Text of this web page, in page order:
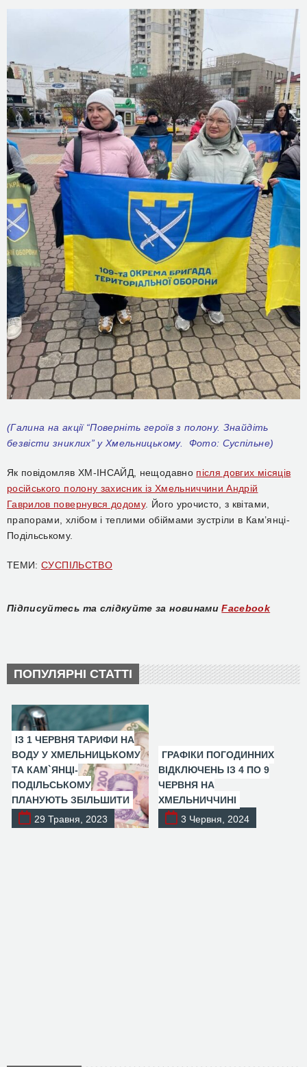
(Галина на акції “Поверніть героїв з полону. Знайдіть
безвісти зниклих” у Хмельницькому. Фото: Суспільне)
Як повідомляв ХМ-ІНСАЙД, нещодавно після довгих місяців
російського полону захисник із Хмельниччини Андрій
Гаврилов повернувся додому. Його урочисто, з квітами,
прапорами, хлібом і теплими обіймами зустріли в Кам’янці-
Подільському.
ТЕМИ:СУСПІЛЬСТВО
Підписуйтесь та слідкуйте за новинами Facebook
ПОПУЛЯРНІ СТАТТІ
ІЗ 1 ЧЕРВНЯ ТАРИФИ НА
ВОДУ У ХМЕЛЬНИЦЬКОМУ
ТА КАМ`ЯНЦІ-
ПОДІЛЬСЬКОМУ
ПЛАНУЮТЬ ЗБІЛЬШИТИ
29 Травня, 2023
ГРАФІКИ ПОГОДИННИХ
ВІДКЛЮЧЕНЬ ІЗ 4 ПО 9
ЧЕРВНЯ НА
ХМЕЛЬНИЧЧИНІ
3 Червня, 2024